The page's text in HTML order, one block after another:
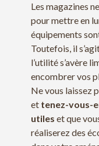
Les magazines
pour mettre en
équipements
Toutefois, il
l’utilité s’avère
encombrer vos
Ne vous laissez
et tenez-vous-
utiles et que
réaliserez des